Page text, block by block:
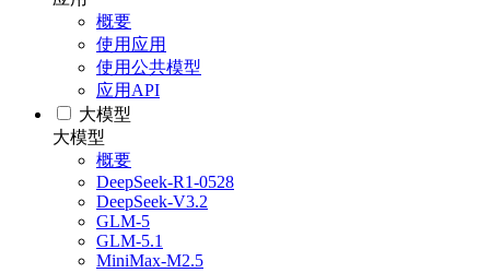
概要
使用应用
使用公共模型
应用API
大模型
大模型
概要
DeepSeek-R1-0528
DeepSeek-V3.2
GLM-5
GLM-5.1
MiniMax-M2.5